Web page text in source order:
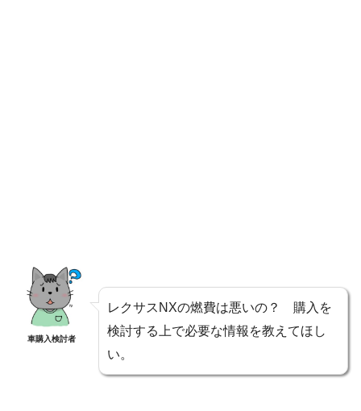
車購入検討者
レクサスNXの燃費は悪いの？ 購入を
検討する上で必要な情報を教えてほし
い。